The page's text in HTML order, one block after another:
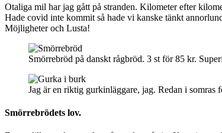
Otaliga mil har jag gått på stranden. Kilometer efter
Hade covid inte kommit så hade vi kanske tänkt
Möjligheter och Lusta!
Smörrebröd på danskt rågbröd. 3 st för 85 kr.
Jag är en riktig gurkinläggare, jag. Redan i somras
Smörrebrödets lov.